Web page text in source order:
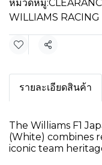
หมวดหมู่:
WILLIAMS RACING
แชร์
รายละเอียดสินค้า
The Williams F1
(White) combines
iconic team